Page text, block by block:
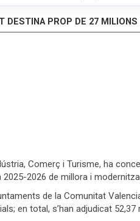
DESTINA PROP DE 27
Comerç i Turisme, ha
2026 de millora i
de la Comunitat
en total, s’han adjudicat 52,37